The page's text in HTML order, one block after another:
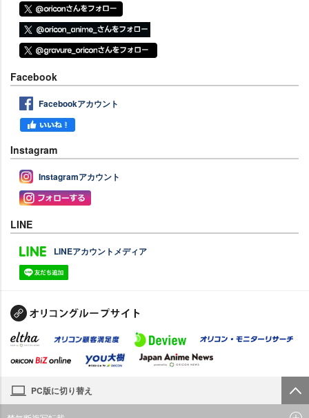
Facebook
Facebookアカウント
Instagram
Instagramアカウント
LINE
LINEアカウントメディア
PC版に切り替え